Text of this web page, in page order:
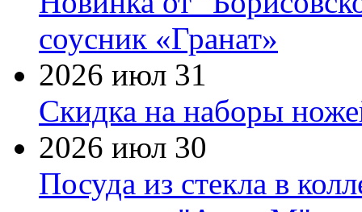
соусник «Гранат»
2026 июл 31
Скидка на наборы
2026 июл 30
Посуда из стекла в